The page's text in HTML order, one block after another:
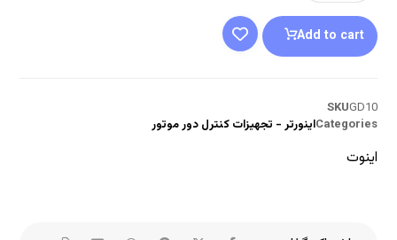
Add to cart
SKUGD10
Categoriesاینورتر - تجهیزات کنترل دور موتور
اینوت